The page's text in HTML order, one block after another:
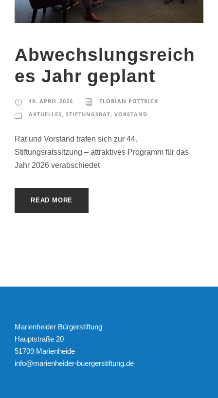
Abwechslungsreich
es Jahr geplant
19. APRIL 2026
FLORIAN POTTRICK
AKTUELLES, STIFTUNGSRAT, VORSTAND
Rat und Vorstand trafen sich zur 44.
Stiftungsratssitzung – attraktives Programm für das
Jahr 2026 verabschiedet
READ MORE
Marienheider Bürgerstiftung
Hauptstraße 20
51709 Marienheide
info@marienheider-buergerstiftung.de